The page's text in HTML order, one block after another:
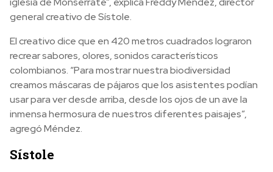
general creativo de Sístole.
El creativo dice que en 420 metros cuadrados lograron
recrear sabores, olores, sonidos característicos
colombianos. “Para mostrar nuestra biodiversidad
creamos máscaras de pájaros que los asistentes podían
usar para ver desde arriba, desde los ojos de un ave la
inmensa hermosura de nuestros diferentes paisajes”,
agregó Méndez.
Sístole